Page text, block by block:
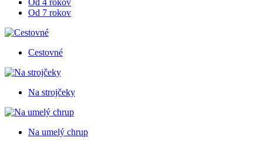
Od 4 rokov
Od 7 rokov
Cestovné
Na strojčeky
Na umelý chrup